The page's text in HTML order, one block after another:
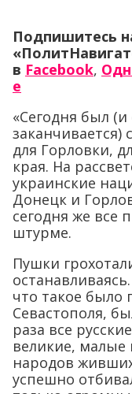
Подпишитесь
в Facebook,
е
«Сегодня был
для Горловки,
края. На
украинские
Донецк и
сегодня же все
штурме.
Пушки
что такое было
Севастополя,
раза все
великие, малые
народов
успешно